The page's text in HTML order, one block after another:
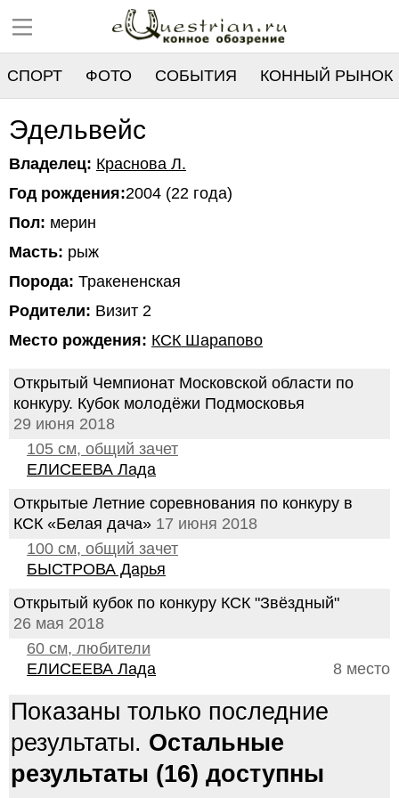
СПОРТ ФОТО СОБЫТИЯ КОННЫЙ РЫНОК
РЕЕСТР
Эдельвейс
Владелец: Краснова Л.
Год рождения:2004 (22 года)
Пол: мерин
Масть: рыж
Порода: Тракененская
Родители: Визит 2
Место рождения: КСК Шарапово
Открытый Чемпионат Московской области по
конкуру. Кубок молодёжи Подмосковья
29 июня 2018
105 см, общий зачет
ЕЛИСЕЕВА Лада
Открытые Летние соревнования по конкуру в
КСК «Белая дача» 17 июня 2018
100 см, общий зачет
БЫСТРОВА Дарья
Открытый кубок по конкуру КСК "Звёздный"
26 мая 2018
60 см, любители
8 место
ЕЛИСЕЕВА Лада
Показаны только последние
результаты. Остальные
результаты (16) доступны